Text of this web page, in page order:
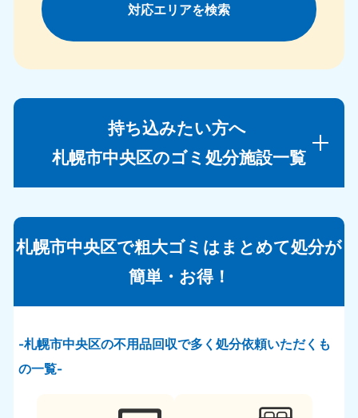
対応エリアを検索
持ち込みたい方へ
札幌市中央区のゴミ処分施設一覧
札幌市中央区で粗大ゴミはまとめて処分が
簡単・お得！
札幌市中央区の不用品回収で多く処分依頼いただくも
の一覧